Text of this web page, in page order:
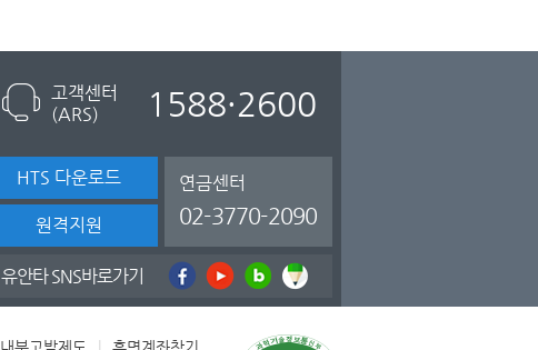
고객센터
(ARS)
1588·2600
HTS 다운로드
원격지원
연금센터
02-3770-2090
유안타 SNS바로가기